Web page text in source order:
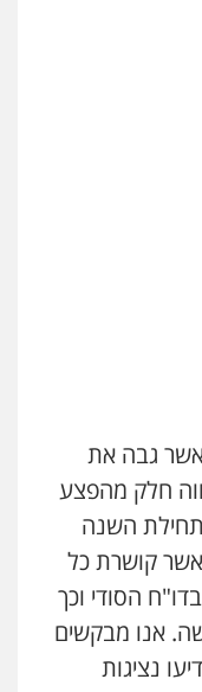
מעצרים
גבה את
חלק מהפצע
השנה
קושרת כל
הסודי וכך
אנו מבקשים
נציגות